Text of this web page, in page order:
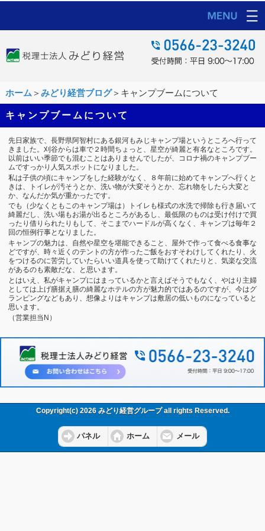
ホーム ＞ みどり経営ブログ＞キャンプブームについて
キャンプブームについて
先日家族で、長野県阿智村にある銀河もみじキャンプ場というところへ行って
きました。刈谷からは車で２時間ちょっと、星空が綺麗と有名なところです。
以前はいい季節でも混むことはありませんでしたが、コロナ禍のキャンプブー
ムですっかり人気スポットになりました。
私は子供の頃にキャンプをした経験がなく、８年前に始めてキャンプへ行くと
きは、トイレが汚そうとか、洗い物が大変そうとか、忘れ物をしたら大変と
か、なんだか気が重かったです。
でも（少なくともこのキャンプ場は）トイレも様式の水洗で掃除も行き届いて
綺麗だし、洗い場もお湯が出るところがあるし、最低限のものは受け付けで買
ったり借りられたりもして、そこまでハードルが高くなく、キャンプは毎年２
回の恒例行事となりました。
キャンプの魅力は、自然や星空を堪能できること、屋外で作って食べる食事な
どですが、時々近くのテントの方が作ったご飯をおすそわけしてくれたり、火
をつけるのに苦労していたらいい道具を使って助けてくれたりと、気楽な交流
があるのも素敵だな、と思います。
とはいえ、私がキャンプにはまっているかと言えばそうでもなく、やはり主婦
としては上げ膳据え膳の綺麗なホテルの方が魅力的ではあるのですが、今はグ
ランピングなどもあり、想像よりはキャンプは敷居の低いものになっていると
思います。
（営業担当N）
Copyright(c) 2026 みどり経営グループ all rights Reserved.
パネル ホーム メール